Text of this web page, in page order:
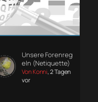
Unsere Forenreg
eln (Netiquette)
Von Konni, 2 Tagen
vor